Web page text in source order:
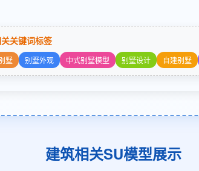
关键词标签
墅 别墅外观 中式别墅模型 别墅设计 自建别墅
建筑相关SU模型展示